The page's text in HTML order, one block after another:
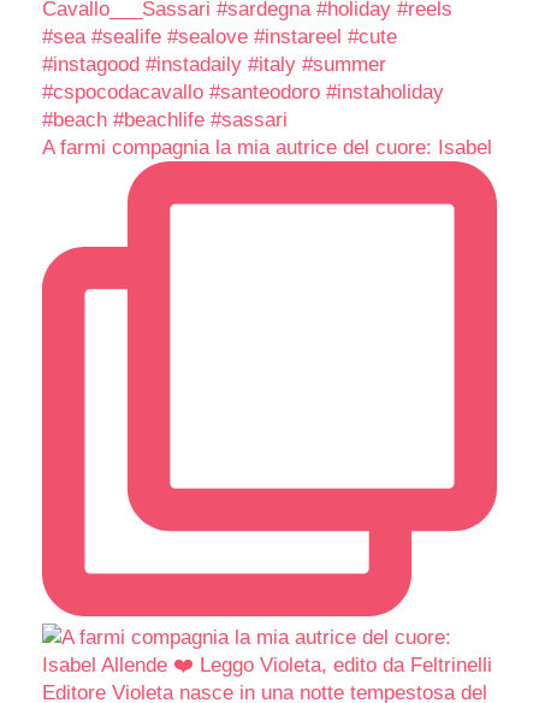
A farmi compagnia la mia autrice del cuore: Isabel